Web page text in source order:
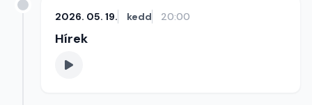
2026. 05. 19. kedd 20:00
Hírek